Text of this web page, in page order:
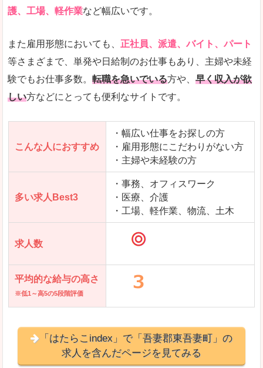
「マイナビ転職女性のおしごと」で「吾妻郡東
吾妻町」の
求人を含んだページを見てみる
護、工場、軽作業など幅広いです。
また雇用形態においても、 正社員、派遣、バイト、パート
等さまざまで、単発や日給制のお仕事もあり、主婦や未経
験でもお仕事多数。 転職を急いでいる方や、 早く収入が欲
しい方などにとっても便利なサイトです。
こんな人におすすめ
・幅広い仕事をお探しの方
・雇用形態にこだわりがない方
・主婦や未経験の方
多い求人Best3
・事務、オフィスワーク
・医療、介護
・工場、軽作業、物流、土木
求人数
平均的な給与の高さ
※低1～高5の5段階評価
「はたらこindex」で「吾妻郡東吾妻町」の
求人を含んだページを見てみる